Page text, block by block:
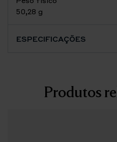
50,28 g
ESPECIFICAÇÕES
Produtos